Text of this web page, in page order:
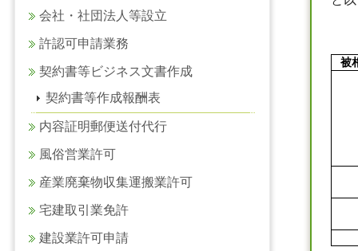
被
会社・社団法人等設立
許認可申請業務
契約書等ビジネス文書作成
契約書等作成報酬表
内容証明郵便送付代行
風俗営業許可
産業廃棄物収集運搬業許可
宅建取引業免許
建設業許可申請